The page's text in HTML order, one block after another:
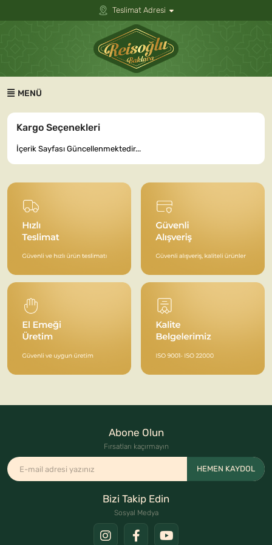
Teslimat Adresi
MENÜ
Kargo Seçenekleri
İçerik Sayfası Güncellenmektedir...
Abone Olun
Fırsatları kaçırmayın
HEMEN KAYDOL
Bizi Takip Edin
Sosyal Medya